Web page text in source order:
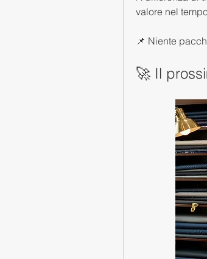
valore nel
📌 Niente
🚀 Il